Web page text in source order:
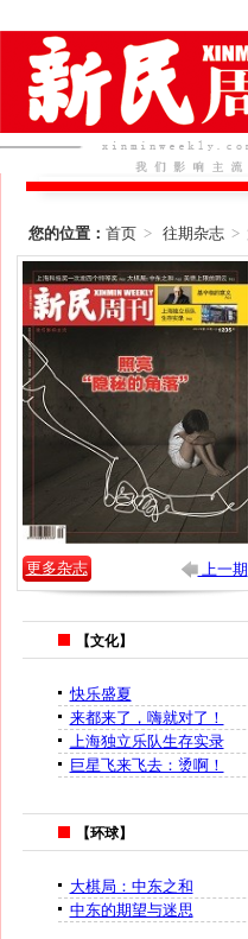
您的位置： 首页> 往期杂志>
更多杂志 上一期
【文化】
快乐盛夏
来都来了，嗨就对了！
上海独立乐队生存实录
巨星飞来飞去：烫啊！
【环球】
大棋局：中东之和
中东的期望与迷思